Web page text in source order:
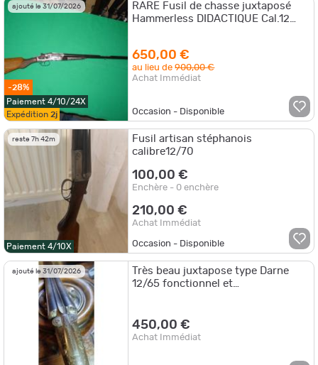
ajouté le 31/07/2026
-28%
Paiement 4/10/24X
Expédition 2j
RARE Fusil de chasse juxtaposé
Hammerless DIDACTIQUE Cal.12
650,00 €
au lieu de900,00 €
Achat Immédiat
Occasion - Disponible
reste 7h 42m
Paiement 4/10X
Fusil artisan stéphanois
calibre12/70
100,00 €
Enchère - 0 enchère
210,00 €
Achat Immédiat
Occasion - Disponible
ajouté le 31/07/2026
Très beau juxtapose type Darne
12/65 fonctionnel et
450,00 €
Achat Immédiat